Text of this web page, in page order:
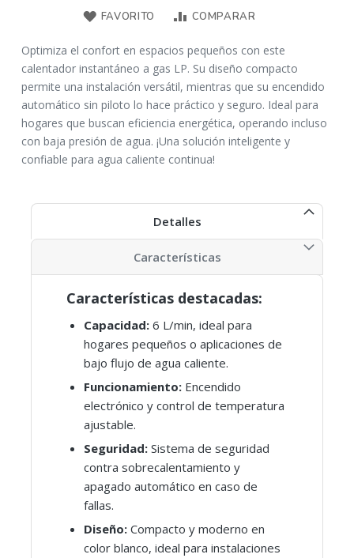
FAVORITO COMPARAR
Optimiza el confort en espacios pequeños con este
calentador instantáneo a gas LP. Su diseño compacto
permite una instalación versátil, mientras que su encendido
automático sin piloto lo hace práctico y seguro. Ideal para
hogares que buscan eficiencia energética, operando incluso
con baja presión de agua. ¡Una solución inteligente y
confiable para agua caliente continua!
Detalles
Características destacadas:
Capacidad: 6 L/min, ideal para
hogares pequeños o aplicaciones de
bajo flujo de agua caliente.
Funcionamiento: Encendido
electrónico y control de temperatura
ajustable.
Seguridad: Sistema de seguridad
contra sobrecalentamiento y
apagado automático en caso de
fallas.
Diseño: Compacto y moderno en
color blanco, ideal para instalaciones
Características